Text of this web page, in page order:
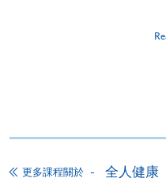
香港大學專業進修學院
務，申請人可通過網上
讀學歷頒授課程設有網
Alipay) 或 「轉數快」
更多課程關於 全人健康